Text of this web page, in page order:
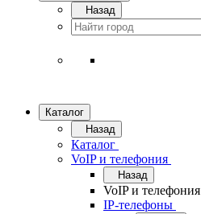
Назад
Каталог
Назад
Каталог
VoIP и телефония
Назад
VoIP и телефония
IP-телефоны